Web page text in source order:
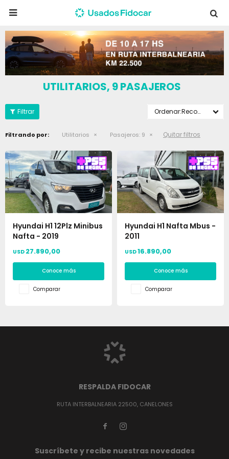

UTILITARIOS, 9 PASAJEROS
Recomendados
Filtrando por: Utilitarios Pasajeros: 9 Quitar filtros
Hyundai H1 12Plz Minibus
Nafta - 2019
USD 27.890,00
Conoce más
Comparar
Hyundai H1 Nafta Mbus -
2011
USD16.890,00
Conoce más
Comparar
RESPALDA FIDOCAR
RUTA INTERBALNEARIA 22500, CANELONES
 
Suscríbete y recibe nuestras novedades